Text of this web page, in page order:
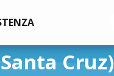
Cruz)